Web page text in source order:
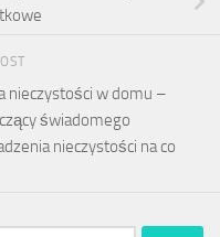
nieczystości w domu –
świadomego
nieczystości na co